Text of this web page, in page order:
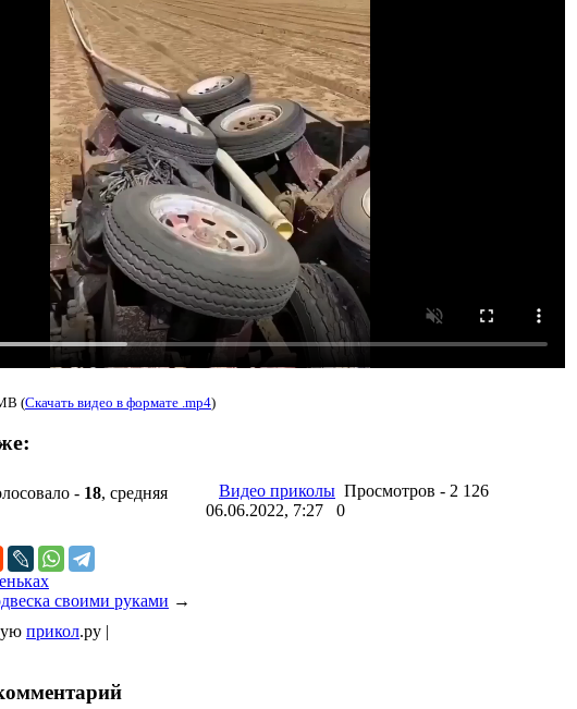
(Скачать видео в формате .mp4)
- 18, средняя
Видео приколы Просмотров - 2 126
06.06.2022, 7:27
0
своими руками →
прикол.ру |